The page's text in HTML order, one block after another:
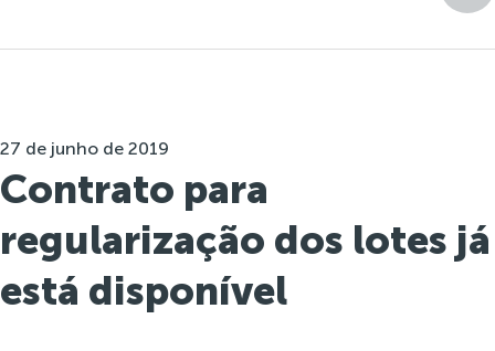
27 de junho de 2019
Contrato para
regularização dos lotes já
está disponível